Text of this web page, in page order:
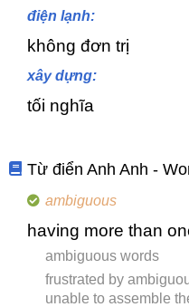
điện lạnh:
không đơn trị
xây dựng:
tối nghĩa
Từ điển Anh Anh -
ambiguous
having more than
ambiguous words
frustrated by
unable to assemble